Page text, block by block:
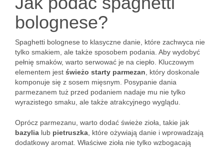
bolognese?
Spaghetti bolognese to klasyczne danie, które zachwyca nie
tylko smakiem, ale także sposobem podania. Aby wydobyć
pełnię smaków, warto serwować je na ciepło. Kluczowym
elementem jest świeżo starty parmezan , który doskonale
komponuje się z sosem mięsnym. Posypanie dania
parmezanem tuż przed podaniem nadaje mu nie tylko
wyrazistego smaku, ale także atrakcyjnego wyglądu.
Oprócz parmezanu, warto dodać świeże zioła, takie jak
bazylia lub pietruszka , które ożywiają danie i wprowadzają
dodatkowy aromat. Właściwe zioła nie tylko wzbogacają